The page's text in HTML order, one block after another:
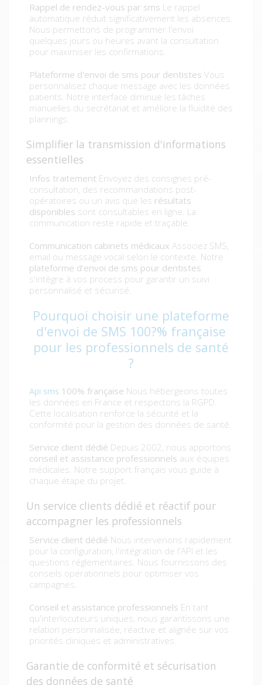
Rappel de rendez-vous par sms Le rappel
automatique réduit significativement les absences.
Nous permettons de programmer l'envoi
quelques jours ou heures avant la consultation
pour maximiser les confirmations.
Plateforme d'envoi de sms pour dentistes Vous
personnalisez chaque message avec les données
patients. Notre interface diminue les tâches
manuelles du secrétariat et améliore la fluidité des
plannings.
Simplifier la transmission d'informations
essentielles
Infos traitement Envoyez des consignes pré-
consultation, des recommandations post-
opératoires ou un avis que les résultats
disponibles sont consultables en ligne. La
communication reste rapide et traçable.
Communication cabinets médicaux Associez SMS,
email ou message vocal selon le contexte. Notre
plateforme d'envoi de sms pour dentistes
s'intègre à vos process pour garantir un suivi
personnalisé et sécurisé.
Pourquoi choisir une plateforme
d'envoi de SMS 100?% française
pour les professionnels de santé
?
Api sms 100% française Nous hébergeons toutes
les données en France et respectons la RGPD.
Cette localisation renforce la sécurité et la
conformité pour la gestion des données de santé.
Service client dédié Depuis 2002, nous apportons
conseil et assistance professionnels aux équipes
médicales. Notre support français vous guide à
chaque étape du projet.
Un service clients dédié et réactif pour
accompagner les professionnels
Service client dédié Nous intervenons rapidement
pour la configuration, l'intégration de l'API et les
questions réglementaires. Nous fournissons des
conseils opérationnels pour optimiser vos
campagnes.
Conseil et assistance professionnels En tant
qu'interlocuteurs uniques, nous garantissons une
relation personnalisée, réactive et alignée sur vos
priorités cliniques et administratives.
Garantie de conformité et sécurisation
des données de santé